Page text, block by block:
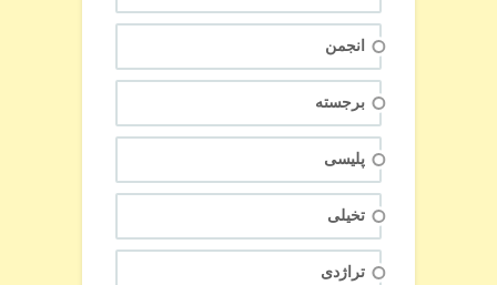
انجمن
برجسته
پلیسی
تخیلی
تراژدی